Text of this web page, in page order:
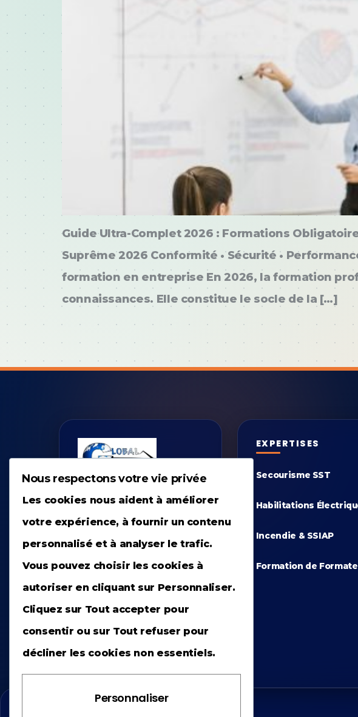
Guide Ultra-Complet 2026 : Formations
Suprême 2026 Conformité • Sécurité •
formation en entreprise En 2026, la formation
connaissances. Elle constitue le socle de la […]
Expertise nationale en
prévention et sécurité.
L'excellence
opérationnelle au service
de vos équipes partout en
France.
EXPERTISES
Secourisme SST
Habilitations
Incendie & SSIAP
Formation de
Nous respectons votre vie privée
Les cookies nous aident à améliorer
votre expérience, à fournir un contenu
personnalisé et à analyser le trafic.
Vous pouvez choisir les cookies à
autoriser en cliquant sur Personnaliser.
Cliquez sur Tout accepter pour
consentir ou sur Tout refuser pour
décliner les cookies non essentiels.
Personnaliser